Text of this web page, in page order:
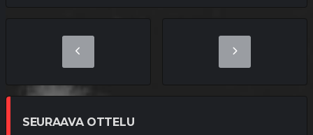
SEURAAVA OTTELU